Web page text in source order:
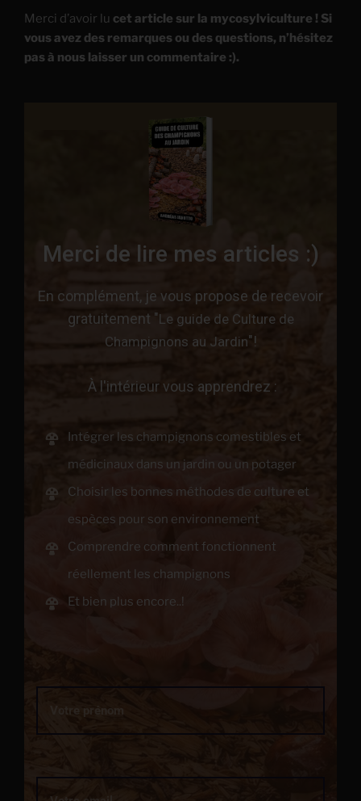
Merci d’avoir lu cet article sur la mycosylviculture ! Si
vous avez des remarques ou des questions, n’hésitez
pas à nous laisser un commentaire :).
Merci de lire mes articles :)
En complément, je vous propose de recevoir
gratuitement "Le guide de Culture de
Champignons au Jardin"!
À l'intérieur vous apprendrez :
Intégrer les champignons comestibles et
médicinaux dans un jardin ou un potager
Choisir les bonnes méthodes de culture et
espèces pour son environnement
Comprendre comment fonctionnent
réellement les champignons
Et bien plus encore..!